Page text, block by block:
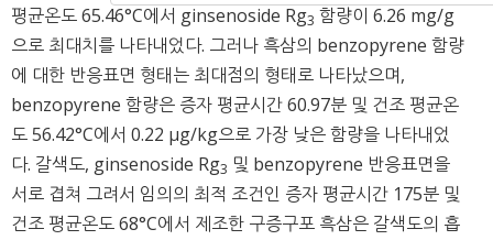
평균온도 65.46°C에서 ginsenoside Rg3 함량이 6.26 mg/g
으로 최대치를 나타내었다. 그러나 흑삼의 benzopyrene 함량
에 대한 반응표면 형태는 최대점의 형태로 나타났으며,
benzopyrene 함량은 증자 평균시간 60.97분 및 건조 평균온
도 56.42°C에서 0.22 μg/kg으로 가장 낮은 함량을 나타내었
다. 갈색도, ginsenoside Rg3 및 benzopyrene 반응표면을
서로 겹쳐 그려서 임의의 최적 조건인 증자 평균시간 175분 및
건조 평균온도 68°C에서 제조한 구증구포 흑삼은 갈색도의 흡